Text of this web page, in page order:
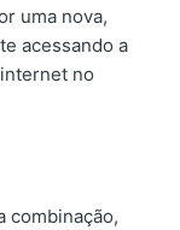
uma nova,
acessando a
no
combinação,